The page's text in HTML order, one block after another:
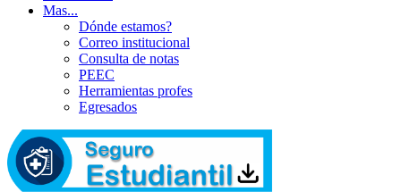
Mas...
Dónde estamos?
Correo institucional
Consulta de notas
PEEC
Herramientas profes
Egresados